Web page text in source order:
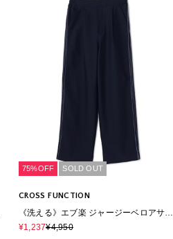
75%OFF SOLD OUT
CROSS FUNCTION
《洗える》エブ楽 ジャージーベロアサイ
ドラインパンツ
¥1,237¥4,950